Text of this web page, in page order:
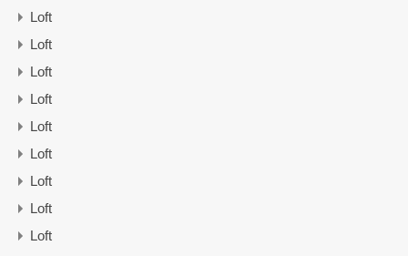
Loft
Loft
Loft
Loft
Loft
Loft
Loft
Loft
Loft